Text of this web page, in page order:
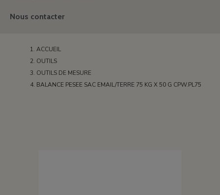
Nous contacter
ACCUEIL
OUTILS
OUTILS DE MESURE
BALANCE PESEE SAC EMAIL/TERRE 75 KG X 50 G CPW.PL75